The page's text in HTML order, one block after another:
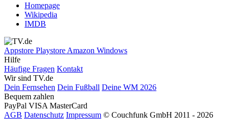
Homepage
Wikipedia
IMDB
Appstore Playstore Amazon Windows
Hilfe
Häufige Fragen Kontakt
Wir sind TV.de
Dein Fernsehen Dein Fußball Deine WM 2026
Bequem zahlen
PayPal VISA MasterCard
AGB Datenschutz Impressum © Couchfunk GmbH 2011 - 2026